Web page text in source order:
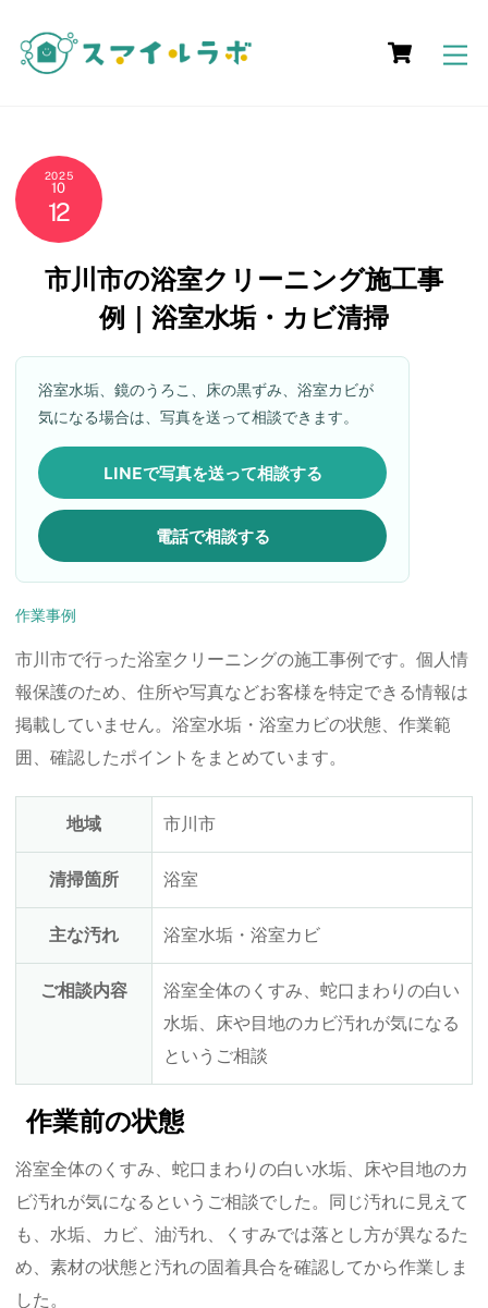
content
Cart
2025
10
12
市川市の浴室クリーニング施工事
例｜浴室水垢・カビ清掃
浴室水垢、鏡のうろこ、床の黒ずみ、浴室カビが
気になる場合は、写真を送って相談できます。
LINEで写真を送って相談する
電話で相談する
作業事例
市川市で行った浴室クリーニングの施工事例です。個人情
報保護のため、住所や写真などお客様を特定できる情報は
掲載していません。浴室水垢・浴室カビの状態、作業範
囲、確認したポイントをまとめています。
地域 市川市
清掃箇所 浴室
主な汚れ 浴室水垢・浴室カビ
ご相談内容
浴室全体のくすみ、蛇口まわりの白い
水垢、床や目地のカビ汚れが気になる
というご相談
作業前の状態
浴室全体のくすみ、蛇口まわりの白い水垢、床や目地のカ
ビ汚れが気になるというご相談でした。同じ汚れに見えて
も、水垢、カビ、油汚れ、くすみでは落とし方が異なるた
め、素材の状態と汚れの固着具合を確認してから作業しま
した。